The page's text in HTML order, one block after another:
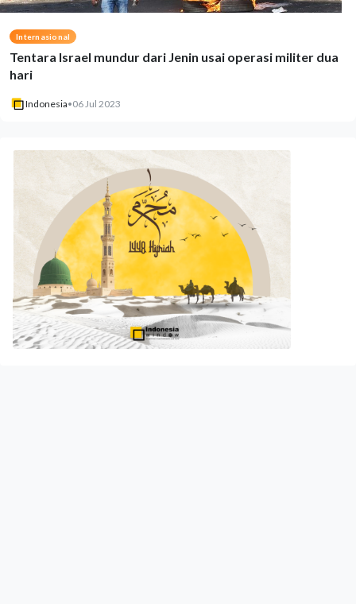
Internasional
Tentara Israel mundur dari Jenin usai operasi militer dua
hari
Indonesia•06 Jul 2023